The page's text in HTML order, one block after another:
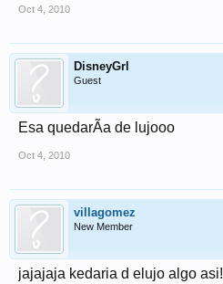
Oct 4, 2010
DisneyGrl
Guest
Esa quedarÃ­a de lujooo
Oct 4, 2010
villagomez
New Member
jajajaja kedaria d elujo algo asi!